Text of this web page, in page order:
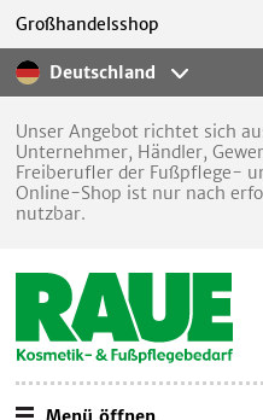
Deutschland
Großhandelsshop
Unser Angebot richtet sich
Unternehmer, Händler,
Freiberufler der Fußpflege-
Online-Shop ist nur nach
nutzbar.